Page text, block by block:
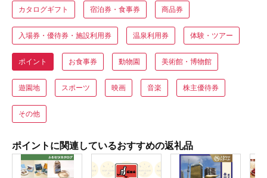
カタログギフト 宿泊券・食事券 商品券
入場券・優待券・施設利用券 温泉利用券 体験・ツアー
ポイント お食事券 動物園 美術館・博物館
遊園地 スポーツ 映画 音楽 株主優待券
その他
ポイントに関連しているおすすめの返礼品